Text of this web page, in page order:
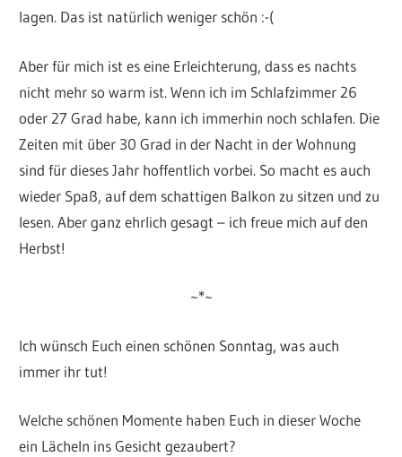
lagen. Das ist natürlich weniger schön :-(
Aber für mich ist es eine Erleichterung, dass es nachts
nicht mehr so warm ist. Wenn ich im Schlafzimmer 26
oder 27 Grad habe, kann ich immerhin noch schlafen. Die
Zeiten mit über 30 Grad in der Nacht in der Wohnung
sind für dieses Jahr hoffentlich vorbei. So macht es auch
wieder Spaß, auf dem schattigen Balkon zu sitzen und zu
lesen. Aber ganz ehrlich gesagt – ich freue mich auf den
Herbst!
~*~
Ich wünsch Euch einen schönen Sonntag, was auch
immer ihr tut!
Welche schönen Momente haben Euch in dieser Woche
ein Lächeln ins Gesicht gezaubert?